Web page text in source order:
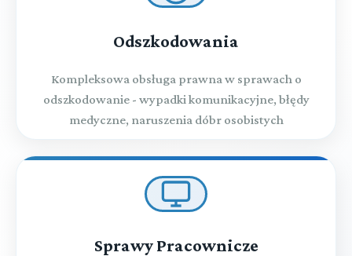
Odszkodowania
Kompleksowa obsługa prawna w sprawach o
odszkodowanie - wypadki komunikacyjne, błędy
medyczne, naruszenia dóbr osobistych
Sprawy Pracownicze